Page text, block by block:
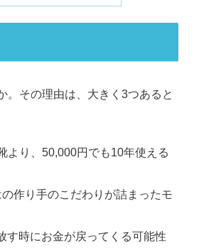
。その理由は、大きく3つあると
より、50,000円でも10年使える
作り手のこだわりが詰まったモ
す時にお金が戻ってくる可能性